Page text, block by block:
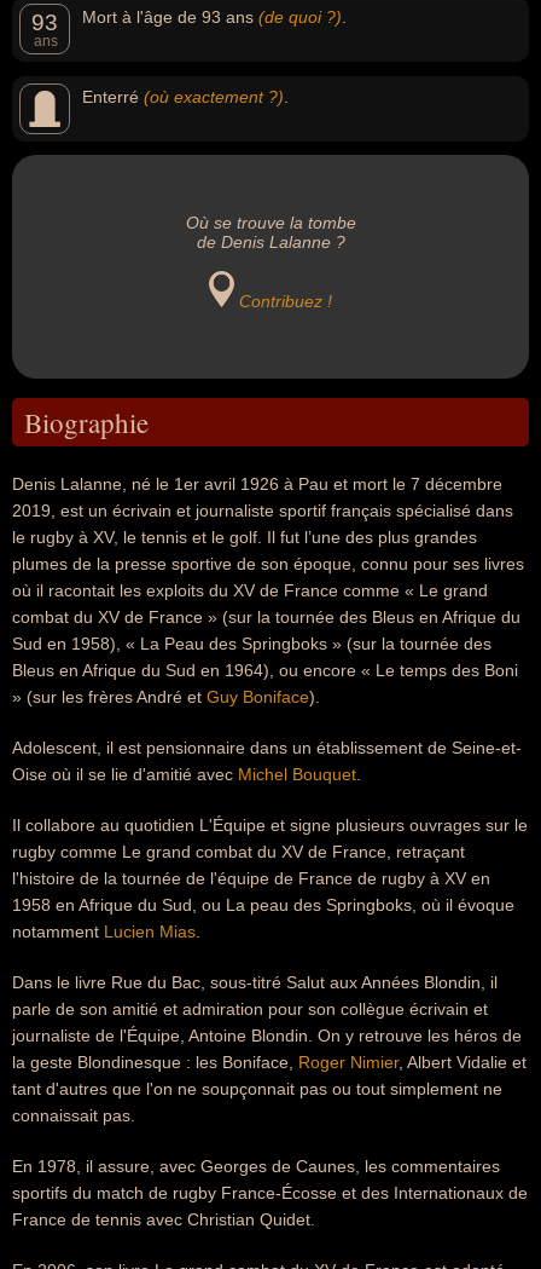
93
ans
Mort à l'âge de 93 ans (de quoi ?)
Enterré (où exactement ?)
Où se trouve la tombe
de Denis Lalanne ?
Contribuez !
Biographie
Denis Lalanne, né le 1er avril 1926 à Pau et mort le 7 décembre
2019, est un écrivain et journaliste sportif français spécialisé dans
le rugby à XV, le tennis et le golf. Il fut l’une des plus grandes
plumes de la presse sportive de son époque, connu pour ses livres
où il racontait les exploits du XV de France comme « Le grand
combat du XV de France » (sur la tournée des Bleus en Afrique du
Sud en 1958), « La Peau des Springboks » (sur la tournée des
Bleus en Afrique du Sud en 1964), ou encore « Le temps des Boni
» (sur les frères André et Guy Boniface).
Adolescent, il est pensionnaire dans un établissement de Seine-et-
Oise où il se lie d'amitié avec Michel Bouquet
Il collabore au quotidien L'Équipe et signe plusieurs ouvrages sur le
rugby comme Le grand combat du XV de France, retraçant
l'histoire de la tournée de l'équipe de France de rugby à XV en
1958 en Afrique du Sud, ou La peau des Springboks, où il évoque
notamment Lucien Mias
Dans le livre Rue du Bac, sous-titré Salut aux Années Blondin, il
parle de son amitié et admiration pour son collègue écrivain et
journaliste de l'Équipe, Antoine Blondin. On y retrouve les héros de
la geste Blondinesque : les Boniface, Roger Nimier, Albert Vidalie et
tant d'autres que l'on ne soupçonnait pas ou tout simplement ne
connaissait pas.
En 1978, il assure, avec Georges de Caunes, les commentaires
sportifs du match de rugby France-Écosse et des Internationaux de
France de tennis avec Christian Quidet.